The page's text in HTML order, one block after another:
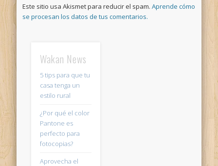
Este sitio usa Akismet para reducir el spam.Aprende cómo
se procesan los datos de tus comentarios.
Wakan News
5 tips para que tu
casa tenga un
estilo rural
¿Por qué el color
Pantone es
perfecto para
fotocopias?
Aprovecha el